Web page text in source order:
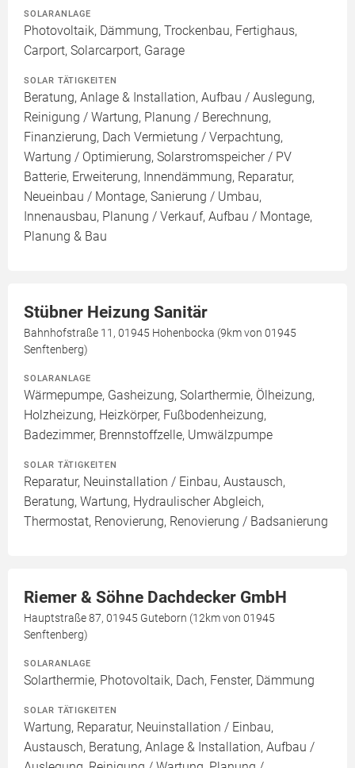
SOLARANLAGE
Photovoltaik, Dämmung, Trockenbau, Fertighaus,
Carport, Solarcarport, Garage
SOLAR TÄTIGKEITEN
Beratung, Anlage & Installation, Aufbau / Auslegung,
Reinigung / Wartung, Planung / Berechnung,
Finanzierung, Dach Vermietung / Verpachtung,
Wartung / Optimierung, Solarstromspeicher / PV
Batterie, Erweiterung, Innendämmung, Reparatur,
Neueinbau / Montage, Sanierung / Umbau,
Innenausbau, Planung / Verkauf, Aufbau / Montage,
Planung & Bau
Stübner Heizung Sanitär
Bahnhofstraße 11, 01945 Hohenbocka (9km von 01945
Senftenberg)
SOLARANLAGE
Wärmepumpe, Gasheizung, Solarthermie, Ölheizung,
Holzheizung, Heizkörper, Fußbodenheizung,
Badezimmer, Brennstoffzelle, Umwälzpumpe
SOLAR TÄTIGKEITEN
Reparatur, Neuinstallation / Einbau, Austausch,
Beratung, Wartung, Hydraulischer Abgleich,
Thermostat, Renovierung, Renovierung / Badsanierung
Riemer & Söhne Dachdecker GmbH
Hauptstraße 87, 01945 Guteborn (12km von 01945
Senftenberg)
SOLARANLAGE
Solarthermie, Photovoltaik, Dach, Fenster, Dämmung
SOLAR TÄTIGKEITEN
Wartung, Reparatur, Neuinstallation / Einbau,
Austausch, Beratung, Anlage & Installation, Aufbau /